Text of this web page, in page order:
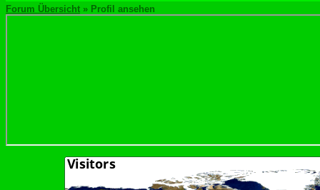
Forum Übersicht » Profil ansehen